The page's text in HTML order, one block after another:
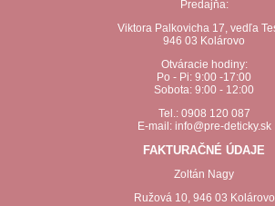
Predajňa:
Viktora Palkovicha 17, vedľa
946 03 Kolárovo
Otváracie hodiny:
Po - Pi: 9:00 -17:00
Sobota: 9:00 - 12:00
Tel.: 0908 120 087
E-mail: info@pre-deticky.sk
FAKTURAČNÉ ÚDAJE
Zoltán Nagy
Ružová 10, 946 03 Kolárovo